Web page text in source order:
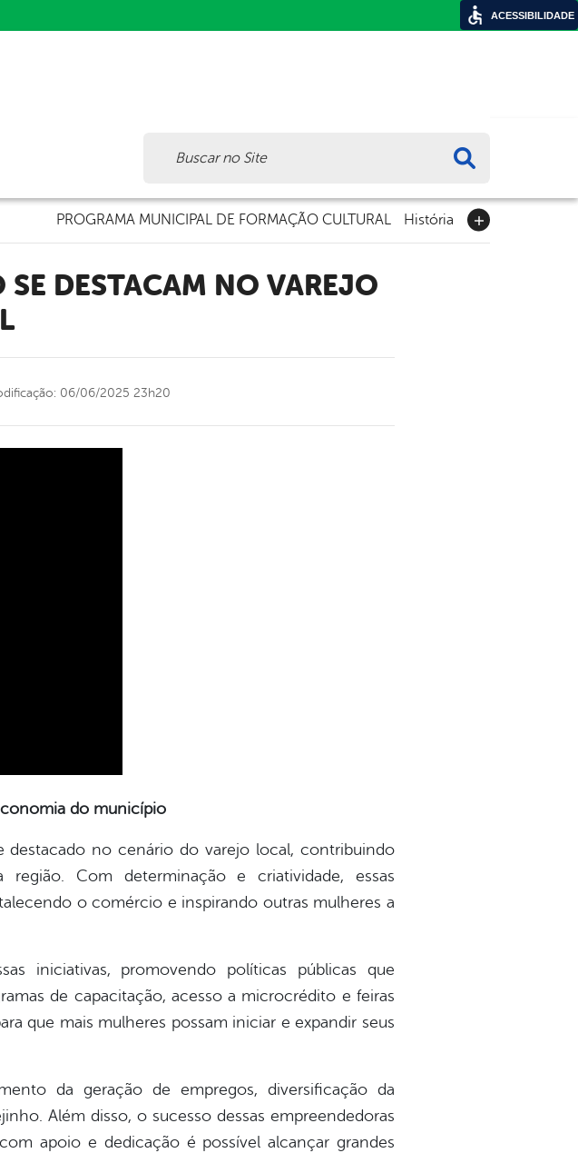
PROGRAMA MUNICIPAL DE FORMAÇÃO CULTURAL História
06/06/2025 23h20
do município
destacado no cenário do varejo local, contribuindo
Com determinação e criatividade, essas
o comércio e inspirando outras mulheres a
iniciativas, promovendo políticas públicas que
de capacitação, acesso a microcrédito e feiras
que mais mulheres possam iniciar e expandir seus
da geração de empregos, diversificação da
Além disso, o sucesso dessas empreendedoras
apoio e dedicação é possível alcançar grandes
ACESSIBILIDADE